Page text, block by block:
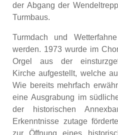
der Abgang der
Turmbaus.
Turmdach und
werden. 1973 wurde im
Orgel aus der
Kirche aufgestellt, welche
Wie bereits mehrfach
eine Ausgrabung im
der historischen
Erkenntnisse zutage